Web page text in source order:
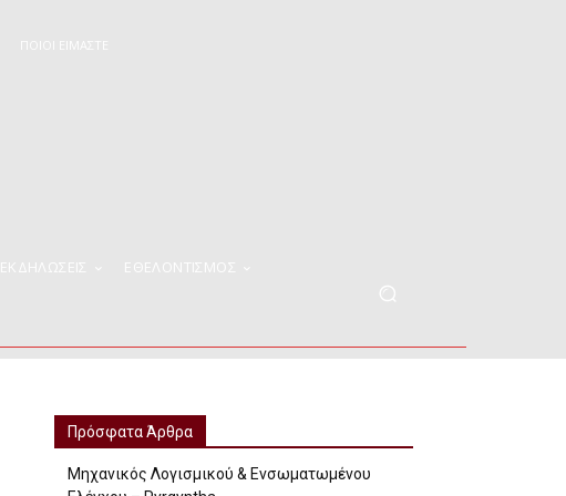
ΠΟΙΟΊ ΕΊΜΑΣΤΕ
ΕΚΔΗΛΩΣΕΙΣ ΕΘΕΛΟΝΤΙΣΜΟΣ
Πρόσφατα Άρθρα
Μηχανικός Λογισμικού & Ενσωματωμένου